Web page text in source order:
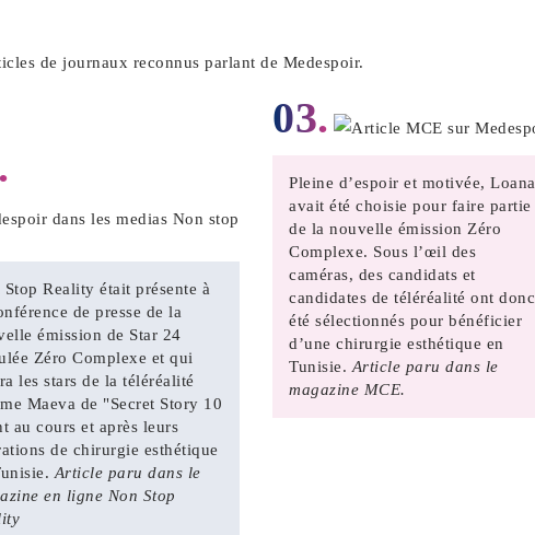
de journaux reconnus parlant de Medespoir.
Stop Reality était présente à
de presse de la
émission de Star 24
Zéro Complexe et qui
les stars de la téléréalité
Maeva de "Secret Story 10
au cours et après leurs
de chirurgie esthétique
Article paru dans le
en ligne Non Stop
03.
Pleine d’espoir et motivée, Loana
avait été choisie pour faire partie
de la nouvelle émission Zéro
Complexe. Sous l’œil des
caméras, des candidats et
candidates de téléréalité ont donc
été sélectionnés pour bénéficier
d’une chirurgie esthétique en
Tunisie. Article paru dans le
magazine MCE.